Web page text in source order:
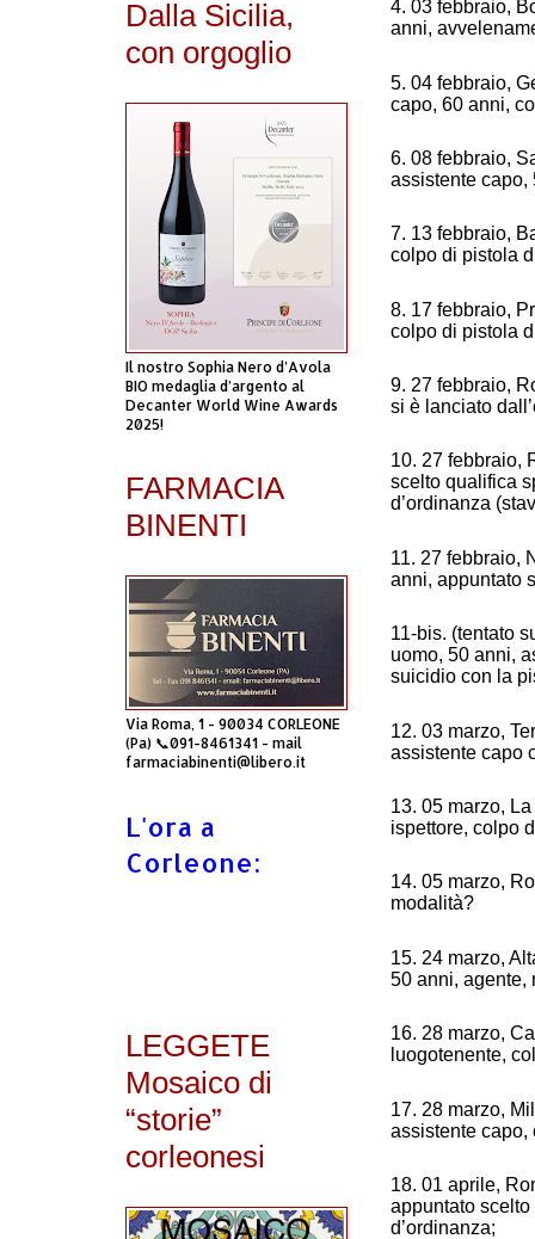
4. 03 febbraio,
anni,
5. 04 febbraio,
capo, 60 anni,
6. 08 febbraio,
assistente
7. 13 febbraio,
colpo di pistola
8. 17 febbraio,
colpo di pistola
9. 27 febbraio,
si è lanciato
10. 27 febbraio,
scelto qualifica
d’ordinanza
11. 27 febbraio,
anni, appuntato
11-bis. (tentato
uomo, 50 anni,
suicidio con la
12. 03 marzo,
assistente capo
13. 05 marzo,
ispettore, colpo
14. 05 marzo,
modalità?
15. 24 marzo,
50 anni, agente,
16. 28 marzo,
luogotenente,
17. 28 marzo,
assistente capo,
18. 01 aprile,
appuntato
d’ordinanza;
Dalla Sicilia,
con orgoglio
Il nostro Sophia Nero d’Avola
BIO medaglia d’argento al
Decanter World Wine Awards
2025!
FARMACIA
BINENTI
Via Roma, 1 - 90034 CORLEONE
(Pa) 📞091-8461341 - mail
farmaciabinenti@libero.it
L'ora a
Corleone:
LEGGETE
Mosaico di
“storie”
corleonesi